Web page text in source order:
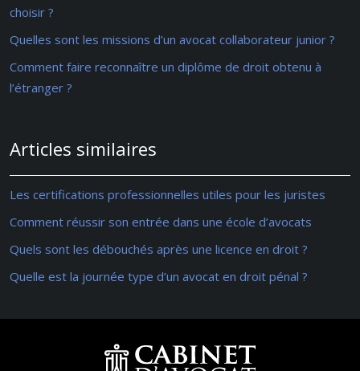
choisir ?
Quelles sont les missions d’un avocat collaborateur junior ?
Comment faire reconnaître un diplôme de droit obtenu à
l’étranger ?
Articles similaires
Les certifications professionnelles utiles pour les juristes
Comment réussir son entrée dans une école d’avocats
Quels sont les débouchés après une licence en droit ?
Quelle est la journée type d’un avocat en droit pénal ?